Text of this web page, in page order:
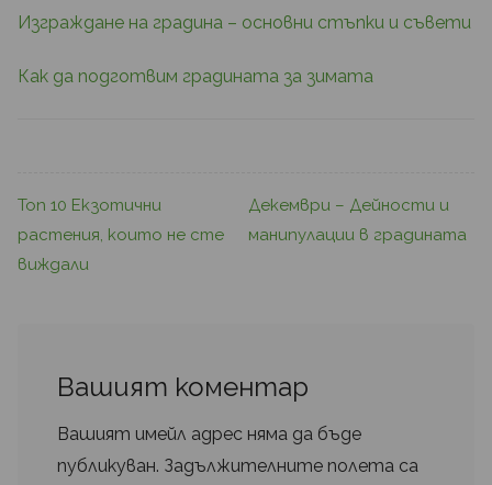
Изграждане на градина – основни стъпки и съвети
Как да подготвим градината за зимата
Топ 10 Екзотични
растения, които не сте
виждали
Декември – Дейности и
манипулации в градината
Вашият коментар
Вашият имейл адрес няма да бъде
публикуван. Задължителните полета са